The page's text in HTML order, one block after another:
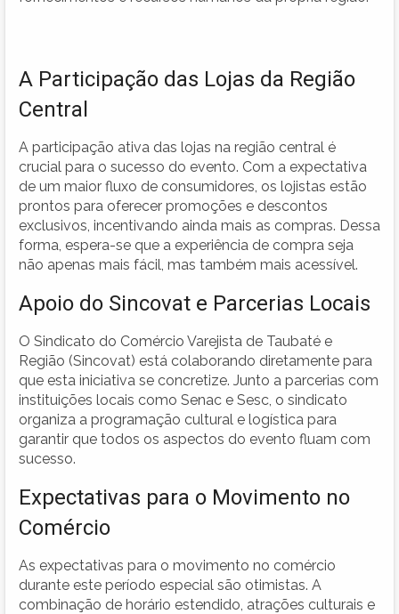
A Participação das Lojas da Região
Central
A participação ativa das lojas na região central é
crucial para o sucesso do evento. Com a expectativa
de um maior fluxo de consumidores, os lojistas estão
prontos para oferecer promoções e descontos
exclusivos, incentivando ainda mais as compras. Dessa
forma, espera-se que a experiência de compra seja
não apenas mais fácil, mas também mais acessível.
Apoio do Sincovat e Parcerias Locais
O Sindicato do Comércio Varejista de Taubaté e
Região (Sincovat) está colaborando diretamente para
que esta iniciativa se concretize. Junto a parcerias com
instituições locais como Senac e Sesc, o sindicato
organiza a programação cultural e logística para
garantir que todos os aspectos do evento fluam com
sucesso.
Expectativas para o Movimento no
Comércio
As expectativas para o movimento no comércio
durante este período especial são otimistas. A
combinação de horário estendido, atrações culturais e